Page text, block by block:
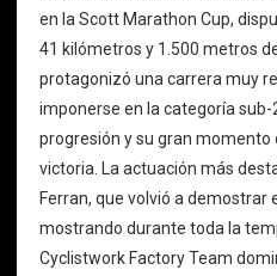
en la Scott Marathon Cup,
41 kilómetros y 1.500 metros
protagonizó una carrera muy
imponerse en la categoría
progresión y su gran
victoria. La actuación más
Ferran, que volvió a demostrar
mostrando durante toda la
Cyclistwork Factory Team